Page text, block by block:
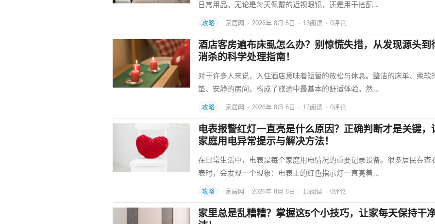
日常用品。无论是每天佩戴的近视眼镜，还是用于搭配…
攻略 家居网 · 2026年 8月 6日 · 13阅读 · 0评论
酒店客房遍布床虱怎么办？别惊慌失措，从发现源头到
消杀的科学处理指南！
对于许多人来说，入住酒店意味着短暂的放松与休息。整洁的床单、柔软
垫、安静的房间，构成了旅途中最基本的舒适体验。然…
攻略 家居网 · 2026年 8月 6日 · 12阅读 · 0评论
电表报警红灯一直亮是什么原因？正确判断才是关键，
家庭用电异常提示与解决方法！
在日常生活中，电表是每个家庭用电情况的重要记录设备。很多居民在查
表时，会发现一个现象：电表上的红色指示灯一直亮着…
攻略 家居网 · 2026年 8月 6日 · 15阅读 · 0评论
家里总是乱糟糟？掌握这5个小技巧，让家每天保持干